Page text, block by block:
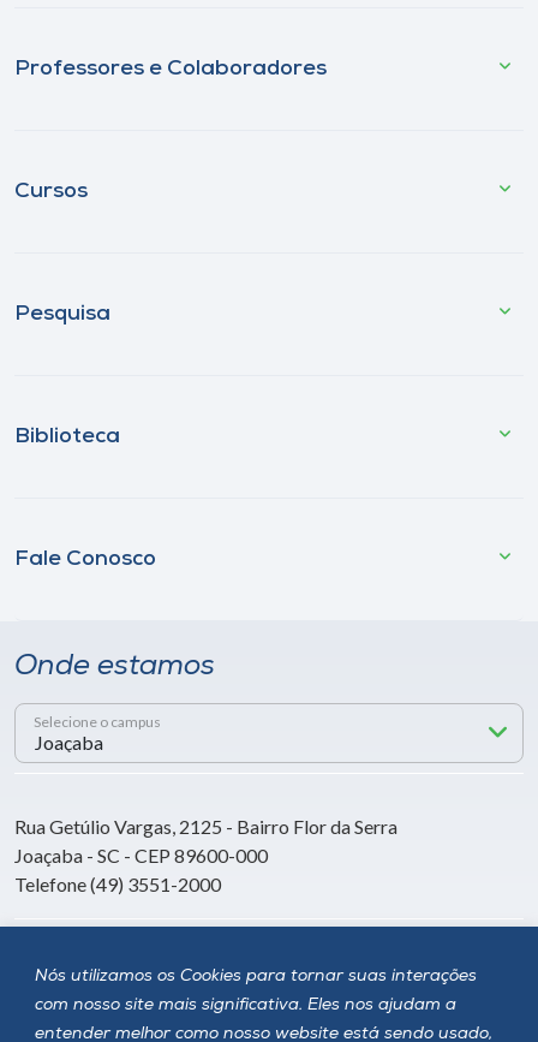
Nós utilizamos os Cookies para tornar suas interações
com nosso site mais significativa. Eles nos ajudam a
entender melhor como nosso website está sendo usado,
Professores e Colaboradores
Cursos
Pesquisa
Biblioteca
Fale Conosco
Onde estamos
Selecione o campus
Rua Getúlio Vargas, 2125 - Bairro Flor da Serra
Joaçaba - SC - CEP 89600-000
Telefone (49) 3551-2000
Siga a Unoesc